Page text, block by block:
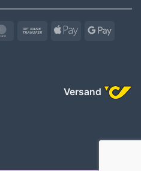
MasterCard
Bank
Apple
Versand